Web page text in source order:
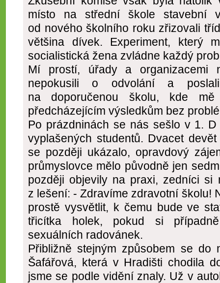
místo na střední škole stavební
od nového školního roku zřizovali
většina dívek. Experiment, který
socialistická žena zvládne každý
Mí prostí, úřady a organizacemi
nepokusili o odvolání a
na doporučenou školu, kde
předcházejícím výsledkům bez
Po prázdninách se nás sešlo v 1.
vyplašených studentů. Dvacet
se později ukázalo, opravdový
průmyslovce mělo původně jen
později objevily na praxi, zedníci
z lešení: - Zdravíme zdravotní školu!
prostě vysvětlit, k čemu bude ve
třicítka holek, pokud si
sexuálních radovánek.
Přibližně stejným způsobem se do
Šafářová, která v Hradišti chodila
jsme se podle vidění znaly. Už v